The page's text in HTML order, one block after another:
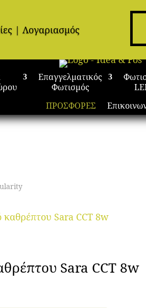
|Λογαριασμός
Επαγγελματικός
Φωτισμός
ΠΡΟΣΦΟΡΕΣ
Sara CCT 8w